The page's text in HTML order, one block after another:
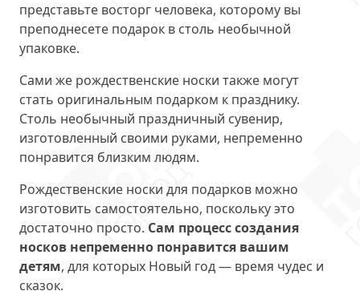
представьте восторг человека, которому вы
преподнесете подарок в столь необычной
упаковке.
Сами же рождественские носки также могут
стать оригинальным подарком к празднику.
Столь необычный праздничный сувенир,
изготовленный своими руками, непременно
понравится близким людям.
Рождественские носки для подарков можно
изготовить самостоятельно, поскольку это
достаточно просто. Сам процесс создания
носков непременно понравится вашим
детям, для которых Новый год — время чудес и
сказок.